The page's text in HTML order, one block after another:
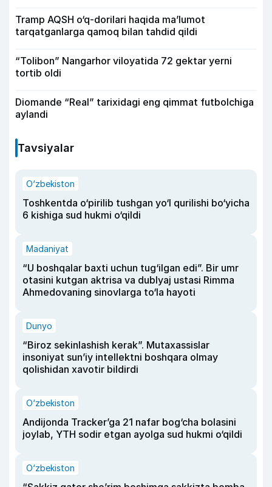
Tramp AQSH o‘q-dorilari haqida ma’lumot
tarqatganlarga qamoq bilan tahdid qildi
“Tolibon” Nangarhor viloyatida 72 gektar yerni
tortib oldi
Diomande “Real” tarixidagi eng qimmat futbolchiga
aylandi
Tavsiyalar
O‘zbekiston
Toshkentda o‘pirilib tushgan yo‘l qurilishi bo‘yicha
6 kishiga sud hukmi o‘qildi
Madaniyat
“U boshqalar baxti uchun tug‘ilgan edi”. Bir umr
otasini kutgan aktrisa va dublyaj ustasi Rimma
Ahmedovaning sinovlarga to‘la hayoti
Dunyo
“Biroz sekinlashish kerak”. Mutaxassislar
insoniyat sun’iy intellektni boshqara olmay
qolishidan xavotir bildirdi
O‘zbekiston
Andijonda Tracker’ga 21 nafar bog‘cha bolasini
joylab, YTH sodir etgan ayolga sud hukmi o‘qildi
O‘zbekiston